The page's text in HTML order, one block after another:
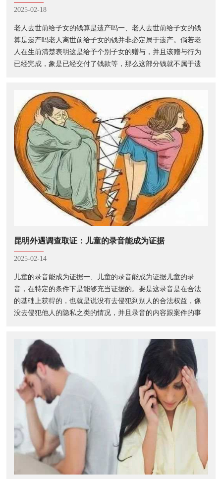
2025-02-18
老人去世前给子女的钱算是遗产吗一、老人去世前给子女的钱
算是遗产吗老人离世前给子女的钱并非必定属于遗产。倘若老
人在生前清楚表明这是给予个别子女的赠与，并且该赠与行为
已经完成，象是已经交付了钱款等，那么这部分钱就不属于遗
昆明外遇调查取证：儿童的录音能成为证据
2025-02-14
儿童的录音能成为证据一、儿童的录音能成为证据儿童的录
音，在特定的条件下是能够充当证据的。要是这录音是在合法
的基础上获得的，也就是说没有去侵犯到别人的合法权益，像
没去侵犯他人的隐私之类的情况，并且录音的内容跟案件的事